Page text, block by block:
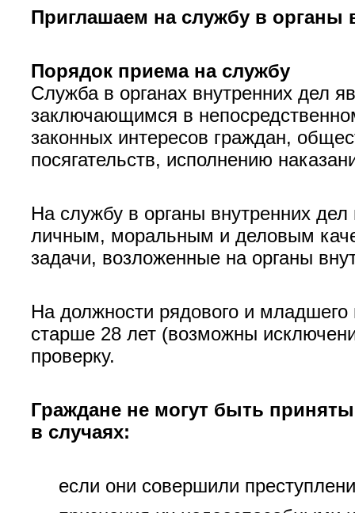
Приглашаем на службу в органы
Порядок приема на службу
Служба в органах внутренних дел
заключающимся в
законных интересов граждан,
посягательств, исполнению
На службу в органы внутренних
личным, моральным и деловым
задачи, возложенные на органы
На должности рядового и
старше 28 лет (возможны
проверку.
Граждане не могут быть
в случаях:
если они совершили